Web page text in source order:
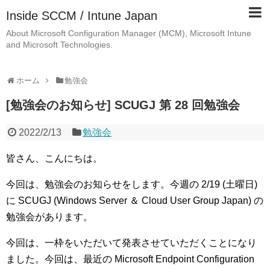
Inside SCCM / Intune Japan
About Microsoft Configuration Manager (MCM), Microsoft Intune
and Microsoft Technologies.
ホーム 勉強会
[勉強会のお知らせ] SCUGJ 第 28 回勉強会
2022/2/13 勉強会
皆さん、こんにちは。
今回は、勉強会のお知らせをします。今週の 2/19 (土曜日)
に SCUGJ (Windows Server ＆ Cloud User Group Japan) の
勉強会があります。
今回は、一枠をいただいて発表させていただくことになり
ました。今回は、最近の Microsoft Endpoint Configuration